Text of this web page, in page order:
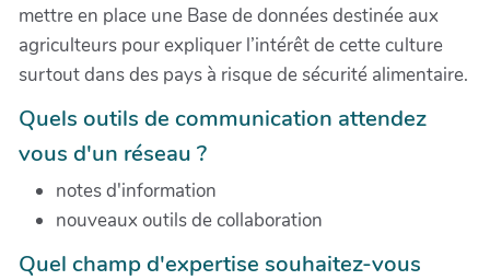
mettre en place une Base de données destinée aux
agriculteurs pour expliquer l’intérêt de cette culture
surtout dans des pays à risque de sécurité alimentaire.
Quels outils de communication attendez
vous d'un réseau ?
notes d'information
nouveaux outils de collaboration
Quel champ d'expertise souhaitez-vous